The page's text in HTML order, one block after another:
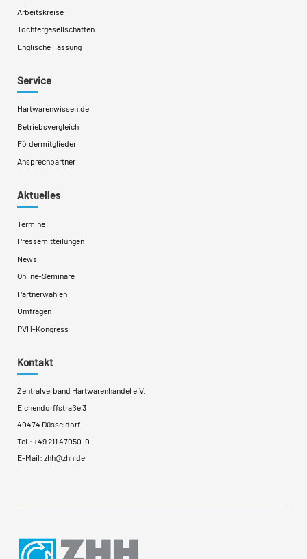
Arbeitskreise
Tochtergesellschaften
Englische Fassung
Service
Hartwarenwissen.de
Betriebsvergleich
Fördermitglieder
Ansprechpartner
Aktuelles
Termine
Pressemitteilungen
News
Online-Seminare
Partnerwahlen
Umfragen
PVH-Kongress
Kontakt
Zentralverband Hartwarenhandel e.V.
Eichendorffstraße 3
40474 Düsseldorf
Tel.: +49 211 47050-0
E-Mail: zhh@zhh.de